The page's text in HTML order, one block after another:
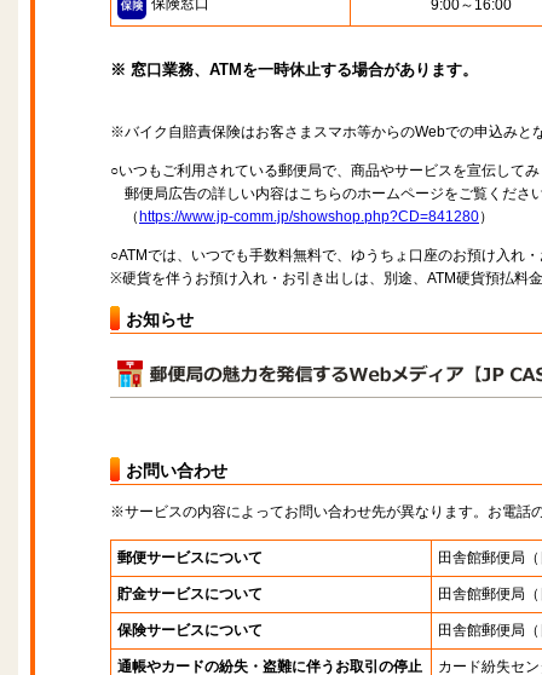
保険窓口 9:00～16:00
※ 窓口業務、ATMを一時休止する場合があります。
※バイク自賠責保険はお客さまスマホ等からのWebでの申込みと
○いつもご利用されている郵便局で、商品やサービスを宣伝して
郵便局広告の詳しい内容はこちらのホームページをご覧くださ
（ https://www.jp-comm.jp/showshop.php?CD=841280）
○ATMでは、いつでも手数料無料で、ゆうちょ口座のお預け入れ
※硬貨を伴うお預け入れ・お引き出しは、別途、ATM硬貨預払料
お知らせ
お問い合わせ
※サービスの内容によってお問い合わせ先が異なります。お電話
郵便サービスについて 田舎館郵便局
貯金サービスについて 田舎館郵便局
保険サービスについて 田舎館郵便局
通帳やカードの紛失・盗難に伴うお取引の停止 カード紛失セ